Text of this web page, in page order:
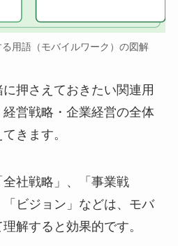
用語（モバイルワーク）の図解
押さえておきたい関連用
営戦略・企業経営の全体
きます。
社戦略」、「事業戦
ビジョン」などは、モバ
解すると効果的です。